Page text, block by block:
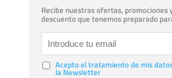
Recibe nuestras ofertas, promociones
descuento que tenemos preparado
Acepto el tratamiento de mis
la Newsletter